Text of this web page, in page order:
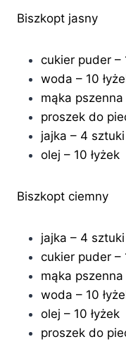
Biszkopt jasny
cukier puder –
woda – 10
mąka pszenna
proszek do
jajka – 4 sztuki
olej – 10 łyżek
Biszkopt ciemny
jajka – 4 sztuki
cukier puder –
mąka pszenna
woda – 10
olej – 10 łyżek
proszek do